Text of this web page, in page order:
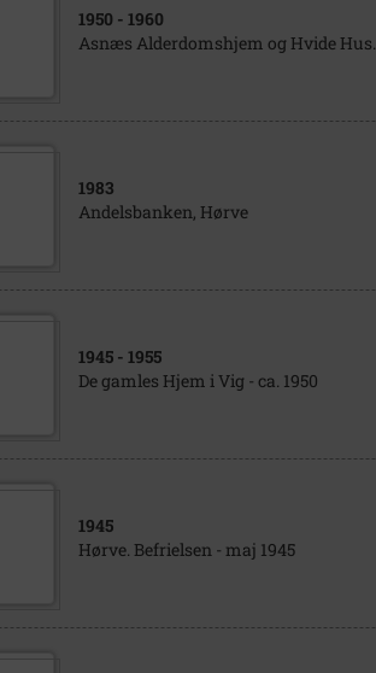
1950 - 1960
Asnæs Alderdomshjem og Hvide Hus.
1983
Andelsbanken, Hørve
1945 - 1955
De gamles Hjem i Vig - ca. 1950
1945
Hørve. Befrielsen - maj 1945